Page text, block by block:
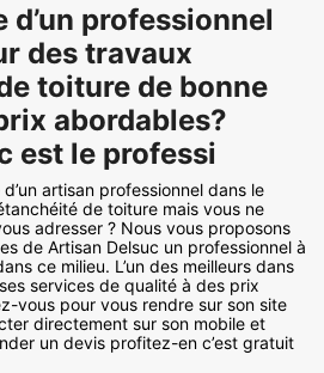
d’un professionnel
des travaux
toiture de bonne
abordables?
est le professi
artisan professionnel dans le
de toiture mais vous ne
adresser ? Nous vous proposons
de Artisan Delsuc un professionnel à
ce milieu. L’un des meilleurs dans
services de qualité à des prix
vous pour vous rendre sur son site
directement sur son mobile et
un devis profitez-en c’est gratuit